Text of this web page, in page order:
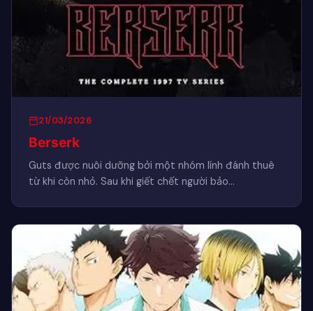
21/03/2026
Berserk
Guts được nuôi dưỡng bởi một nhóm lính đánh thuê
từ khi còn nhỏ. Sau khi giết chết người bảo…